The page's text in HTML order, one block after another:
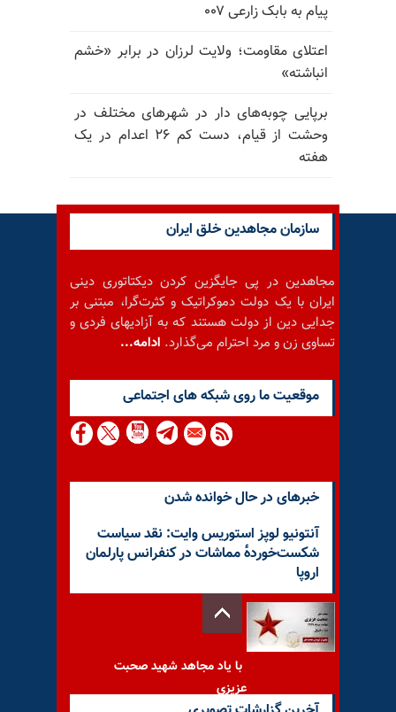
پیام به بابک زارعی ۰۰۷
اعتلای مقاومت؛ ولایت لرزان در برابر «خشم
انباشته»
برپایی چوبه‌های دار در شهرهای مختلف در
وحشت از قیام، دست کم ۲۶ اعدام در یک
هفته
سازمان مجاهدین خلق ایران
مجاهدین در پی جایگزین کردن دیکتاتوری دینی
ایران با یک دولت دموکراتیک و کثرت‌گرا، مبتنی بر
جدایی دین از دولت هستند که به آزادیهای فردی و
تساوی زن و مرد احترام می‌گذارد. ادامه...
موقعيت ما روى شبكه هاى اجتماعى
خبرهای در حال خوانده شدن
آنتونیو لوپز استوریس وایت: نقد سیاست
شکست‌خورده‌ٔ مماشات در کنفرانس پارلمان
اروپا
با یاد مجاهد شهید صحبت
عزیزی